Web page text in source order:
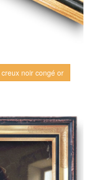
noir congé or